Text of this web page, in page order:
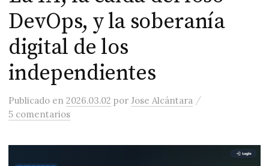
DevOps, y la soberanía
digital de los
independientes
Publicado en2026.03.02 porJose Alcántara /
5 comentarios